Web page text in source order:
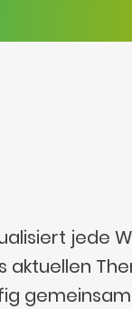
jede
aktuellen